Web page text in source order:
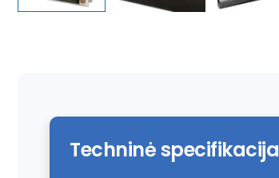
Techninė specifikacija